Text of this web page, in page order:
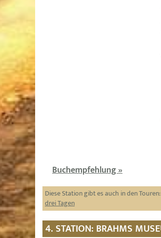
Buchempfehlung »
Diese Station gibt es auch in den
drei Tagen
4. STATION: BRAHMS